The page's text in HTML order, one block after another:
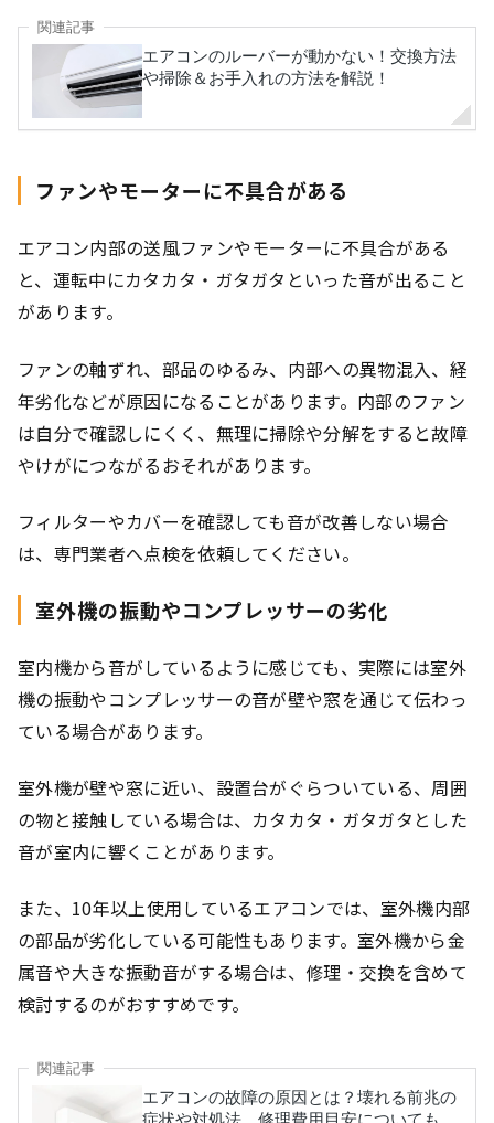
ファンやモーターに不具合がある
エアコン内部の送風ファンやモーターに不具合がある
と、運転中にカタカタ・ガタガタといった音が出ること
があります。
ファンの軸ずれ、部品のゆるみ、内部への異物混入、経
年劣化などが原因になることがあります。内部のファン
は自分で確認しにくく、無理に掃除や分解をすると故障
やけがにつながるおそれがあります。
フィルターやカバーを確認しても音が改善しない場合
は、専門業者へ点検を依頼してください。
室外機の振動やコンプレッサーの劣化
室内機から音がしているように感じても、実際には室外
機の振動やコンプレッサーの音が壁や窓を通じて伝わっ
ている場合があります。
室外機が壁や窓に近い、設置台がぐらついている、周囲
の物と接触している場合は、カタカタ・ガタガタとした
音が室内に響くことがあります。
また、10年以上使用しているエアコンでは、室外機内部
の部品が劣化している可能性もあります。室外機から金
属音や大きな振動音がする場合は、修理・交換を含めて
検討するのがおすすめです。